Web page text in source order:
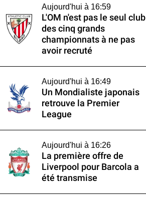
Aujourd'hui à 16:59
L'OM n'est pas le seul club
des cinq grands
championnats à ne pas
avoir recruté
Aujourd'hui à 16:49
Un Mondialiste japonais
retrouve la Premier
League
Aujourd'hui à 16:26
La première offre de
Liverpool pour Barcola a
été transmise